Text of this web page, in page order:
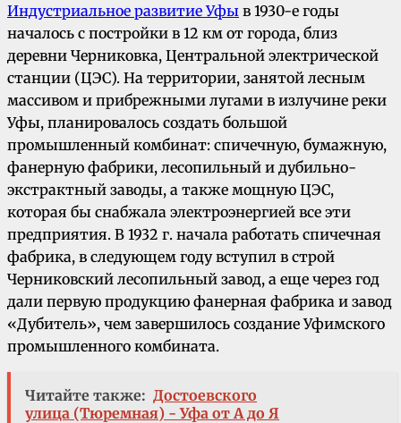
Индустриальное развитие Уфы в 1930-е годы
началось с постройки в 12 км от города, близ
деревни Черниковка, Центральной электрической
станции (ЦЭС). На территории, занятой лесным
массивом и прибрежными лугами в излучине реки
Уфы, планировалось создать большой
промышленный комбинат: спичечную, бумажную,
фанерную фабрики, лесопильный и дубильно-
экстрактный заводы, а также мощную ЦЭС,
которая бы снабжала электроэнергией все эти
предприятия. В 1932 г. начала работать спичечная
фабрика, в следующем году вступил в строй
Черниковский лесопильный завод, а еще через год
дали первую продукцию фанерная фабрика и завод
«Дубитель», чем завершилось создание Уфимского
промышленного комбината.
Читайте также: Достоевского
улица (Тюремная) - Уфа от А до Я